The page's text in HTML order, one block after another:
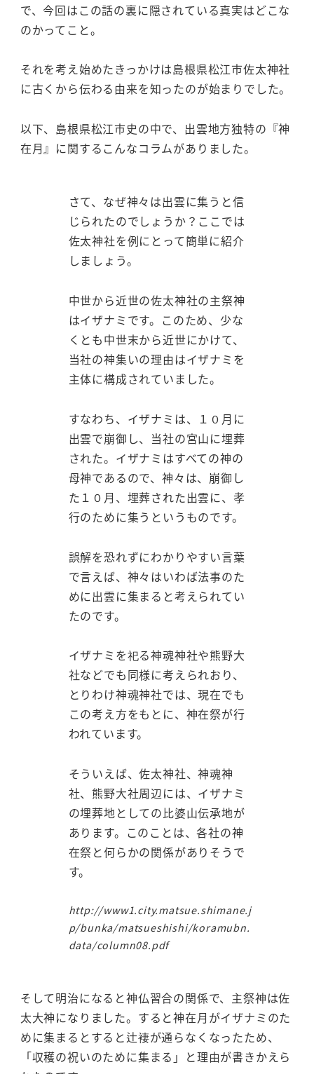
で、今回はこの話の裏に隠されている真実はどこな
のかってこと。
それを考え始めたきっかけは島根県松江市佐太神社
に古くから伝わる由来を知ったのが始まりでした。
以下、島根県松江市史の中で、出雲地方独特の『神
在月』に関するこんなコラムがありました。
さて、なぜ神々は出雲に集うと信
じられたのでしょうか？ここでは
佐太神社を例にとって簡単に紹介
しましょう。
中世から近世の佐太神社の主祭神
はイザナミです。このため、少な
くとも中世末から近世にかけて、
当社の神集いの理由はイザナミを
主体に構成されていました。
すなわち、イザナミは、１０月に
出雲で崩御し、当社の宮山に埋葬
された。イザナミはすべての神の
母神であるので、神々は、崩御し
た１０月、埋葬された出雲に、孝
行のために集うというものです。
誤解を恐れずにわかりやすい言葉
で言えば、神々はいわば法事のた
めに出雲に集まると考えられてい
たのです。
イザナミを祀る神魂神社や熊野大
社などでも同様に考えられおり、
とりわけ神魂神社では、現在でも
この考え方をもとに、神在祭が行
われています。
そういえば、佐太神社、神魂神
社、熊野大社周辺には、イザナミ
の埋葬地としての比婆山伝承地が
あります。このことは、各社の神
在祭と何らかの関係がありそうで
す。
http://www1.city.matsue.shimane.j
p/bunka/matsueshishi/koramubn.
data/column08.pdf
そして明治になると神仏習合の関係で、主祭神は佐
太大神になりました。すると神在月がイザナミのた
めに集まるとすると辻褄が通らなくなったため、
「収穫の祝いのために集まる」と理由が書きかえら